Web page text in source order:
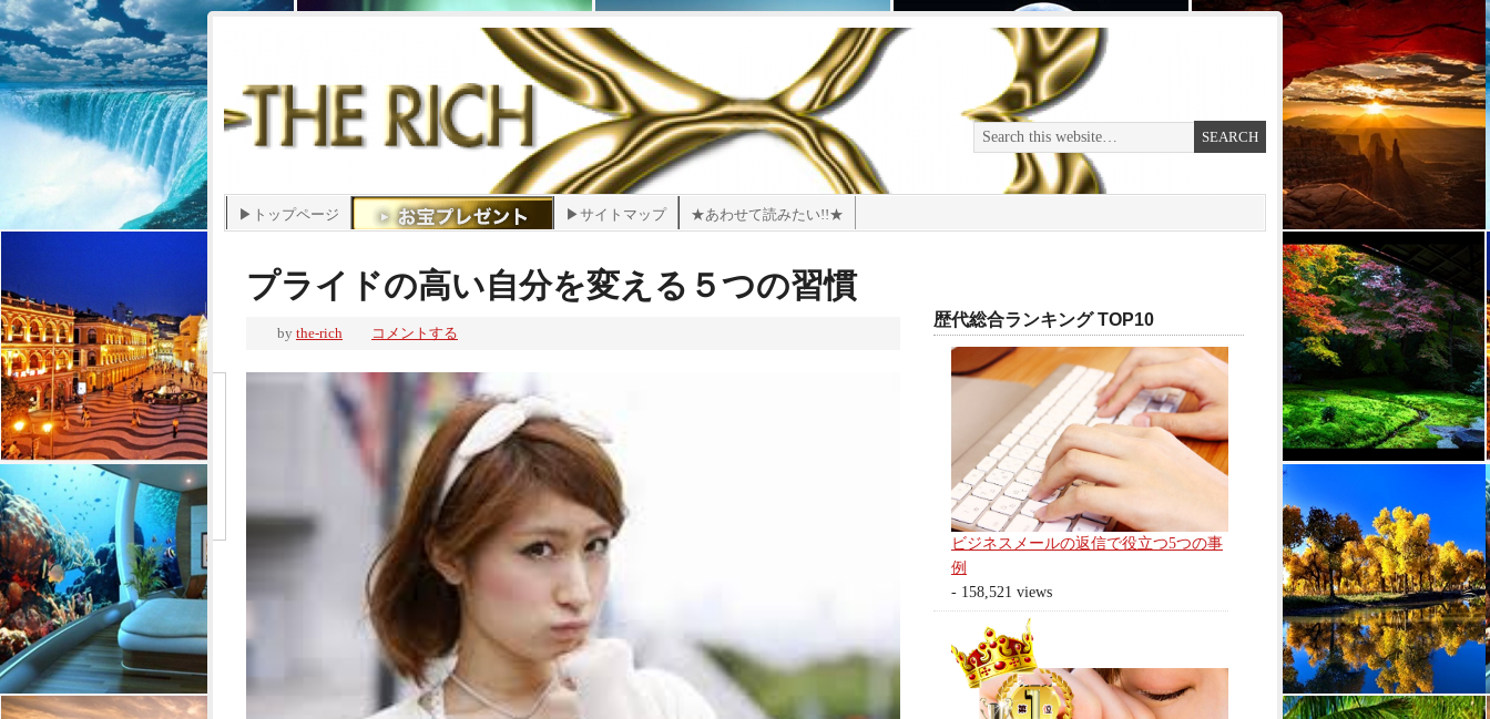
▶トップページ ▶サイトマップ ★あわせて読みたい!!★
プライドの高い自分を変える５つの習慣
by the-rich コメントする
歴代総合ランキング TOP10
ビジネスメールの返信で役立つ5つの事
例
- 158,521 views